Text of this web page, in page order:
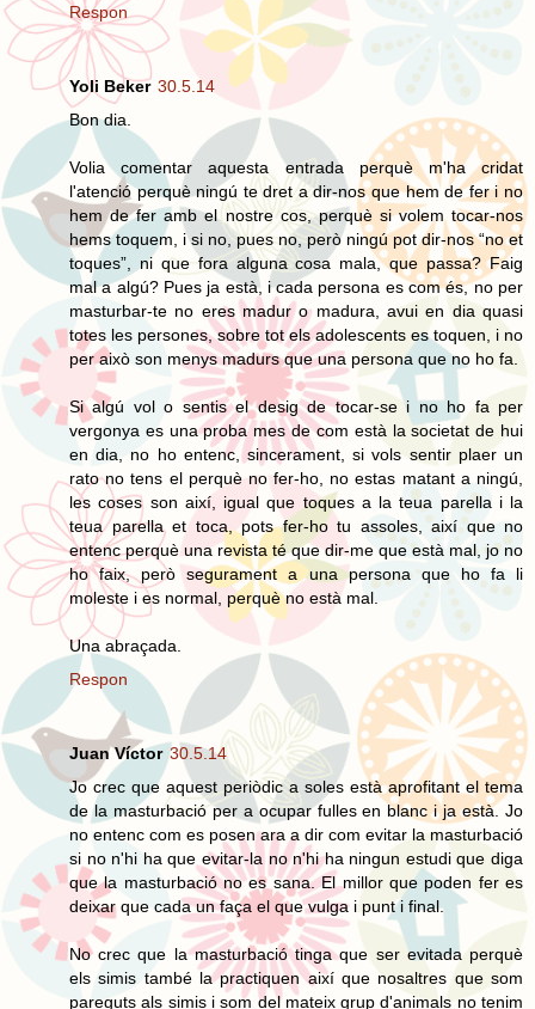
Respon
Yoli Beker 30.5.14
Bon dia.
Volia comentar aquesta entrada perquè m'ha cridat
l'atenció perquè ningú te dret a dir-nos que hem de fer i no
hem de fer amb el nostre cos, perquè si volem tocar-nos
hems toquem, i si no, pues no, però ningú pot dir-nos “no et
toques”, ni que fora alguna cosa mala, que passa? Faig
mal a algú? Pues ja està, i cada persona es com és, no per
masturbar-te no eres madur o madura, avui en dia quasi
totes les persones, sobre tot els adolescents es toquen, i no
per això son menys madurs que una persona que no ho fa.
Si algú vol o sentis el desig de tocar-se i no ho fa per
vergonya es una proba mes de com està la societat de hui
en dia, no ho entenc, sincerament, si vols sentir plaer un
rato no tens el perquè no fer-ho, no estas matant a ningú,
les coses son així, igual que toques a la teua parella i la
teua parella et toca, pots fer-ho tu assoles, així que no
entenc perquè una revista té que dir-me que està mal, jo no
ho faix, però segurament a una persona que ho fa li
moleste i es normal, perquè no està mal.
Una abraçada.
Respon
Juan Víctor 30.5.14
Jo crec que aquest periòdic a soles està aprofitant el tema
de la masturbació per a ocupar fulles en blanc i ja està. Jo
no entenc com es posen ara a dir com evitar la masturbació
si no n'hi ha que evitar-la no n'hi ha ningun estudi que diga
que la masturbació no es sana. El millor que poden fer es
deixar que cada un faça el que vulga i punt i final.
No crec que la masturbació tinga que ser evitada perquè
els simis també la practiquen així que nosaltres que som
pareguts als simis i som del mateix grup d'animals no tenim